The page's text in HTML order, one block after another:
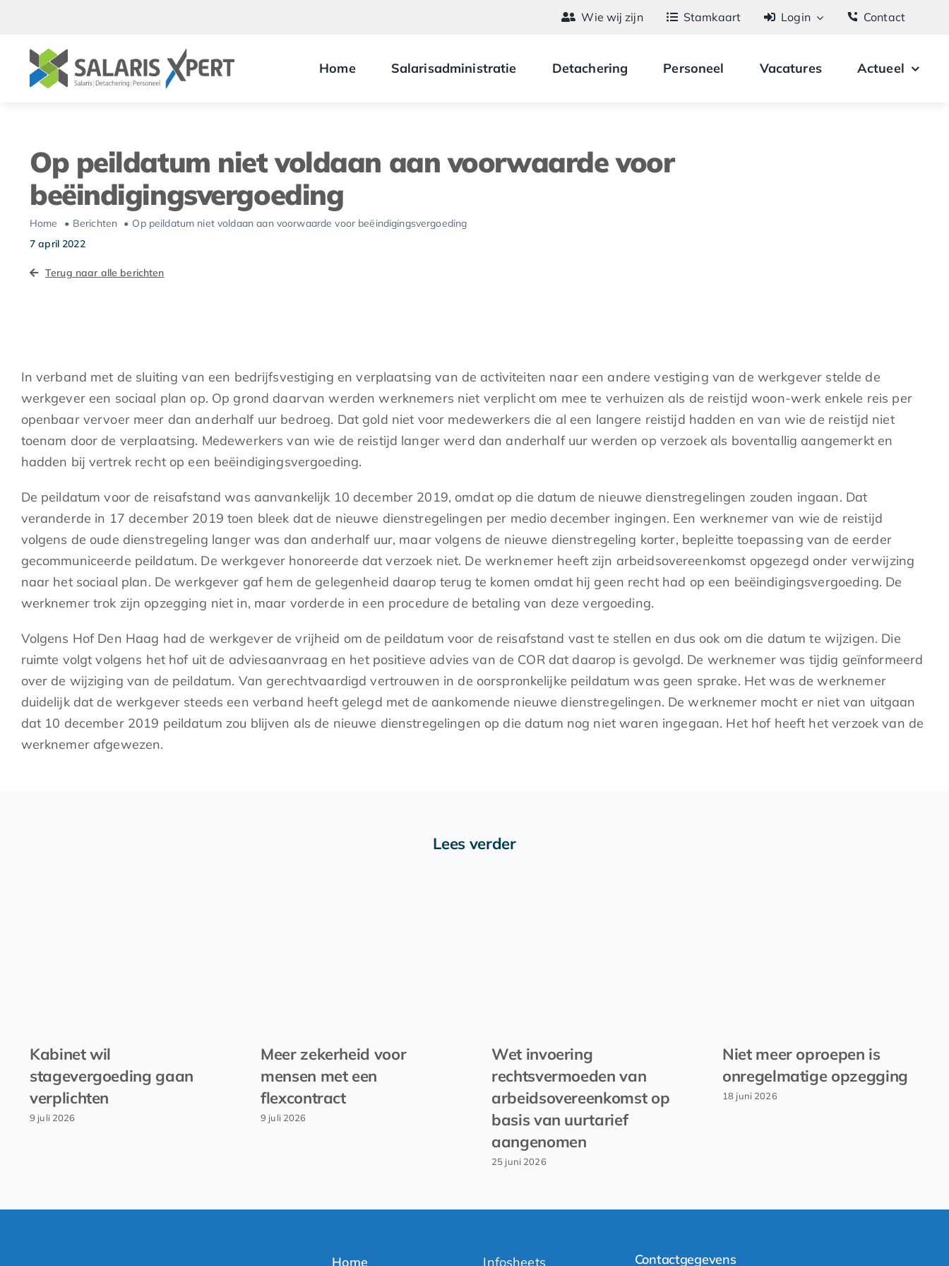
inhoud
Wie wij zijn Stamkaart Login Contact
Home Salarisadministratie Detachering Personeel Vacatures Actueel
Op peildatum niet voldaan aan voorwaarde voor
beëindigingsvergoeding
Home Berichten
Op peildatum niet voldaan aan voorwaarde voor beëindigingsvergoeding
7 april 2022
Terug naar alle berichten
In verband met de sluiting van een bedrijfsvestiging en verplaatsing van de activiteiten naar een andere vestiging van de werkgever stelde de
werkgever een sociaal plan op. Op grond daarvan werden werknemers niet verplicht om mee te verhuizen als de reistijd woon-werk enkele reis per
openbaar vervoer meer dan anderhalf uur bedroeg. Dat gold niet voor medewerkers die al een langere reistijd hadden en van wie de reistijd niet
toenam door de verplaatsing. Medewerkers van wie de reistijd langer werd dan anderhalf uur werden op verzoek als boventallig aangemerkt en
hadden bij vertrek recht op een beëindigingsvergoeding.
De peildatum voor de reisafstand was aanvankelijk 10 december 2019, omdat op die datum de nieuwe dienstregelingen zouden ingaan. Dat
veranderde in 17 december 2019 toen bleek dat de nieuwe dienstregelingen per medio december ingingen. Een werknemer van wie de reistijd
volgens de oude dienstregeling langer was dan anderhalf uur, maar volgens de nieuwe dienstregeling korter, bepleitte toepassing van de eerder
gecommuniceerde peildatum. De werkgever honoreerde dat verzoek niet. De werknemer heeft zijn arbeidsovereenkomst opgezegd onder verwijzing
naar het sociaal plan. De werkgever gaf hem de gelegenheid daarop terug te komen omdat hij geen recht had op een beëindigingsvergoeding. De
werknemer trok zijn opzegging niet in, maar vorderde in een procedure de betaling van deze vergoeding.
Volgens Hof Den Haag had de werkgever de vrijheid om de peildatum voor de reisafstand vast te stellen en dus ook om die datum te wijzigen. Die
ruimte volgt volgens het hof uit de adviesaanvraag en het positieve advies van de COR dat daarop is gevolgd. De werknemer was tijdig geïnformeerd
over de wijziging van de peildatum. Van gerechtvaardigd vertrouwen in de oorspronkelijke peildatum was geen sprake. Het was de werknemer
duidelijk dat de werkgever steeds een verband heeft gelegd met de aankomende nieuwe dienstregelingen. De werknemer mocht er niet van uitgaan
dat 10 december 2019 peildatum zou blijven als de nieuwe dienstregelingen op die datum nog niet waren ingegaan. Het hof heeft het verzoek van de
werknemer afgewezen.
Lees verder
Kabinet wil
stagevergoeding gaan
verplichten
9 juli 2026
Meer zekerheid voor
mensen met een
flexcontract
9 juli 2026
Wet invoering
rechtsvermoeden van
arbeidsovereenkomst op
basis van uurtarief
aangenomen
25 juni 2026
Niet meer oproepen is
onregelmatige opzegging
18 juni 2026
Home Infosheets Contactgegevens